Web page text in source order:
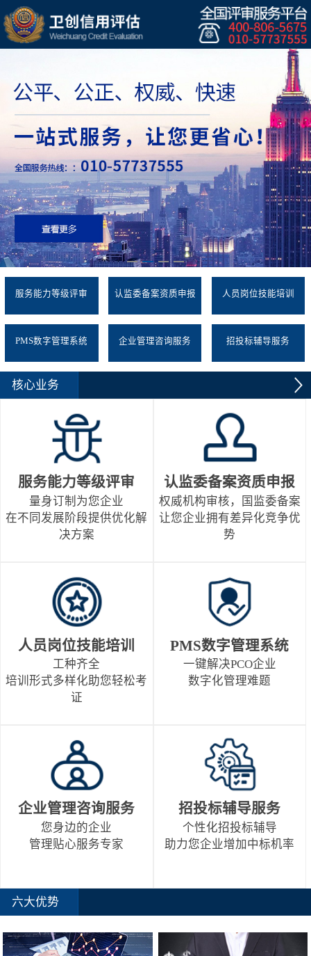
服务能力等级评审 认监委备案资质申报 人员岗位技能培训
PMS数字管理系统 企业管理咨询服务 招投标辅导服务
核心业务
服务能力等级评审
量身订制为您企业
在不同发展阶段提供优化解
决方案
认监委备案资质申报
权威机构审核，国监委备案
让您企业拥有差异化竞争优
势
人员岗位技能培训
工种齐全
培训形式多样化助您轻松考
证
PMS数字管理系统
一键解决PCO企业
数字化管理难题
企业管理咨询服务
您身边的企业
管理贴心服务专家
招投标辅导服务
个性化招投标辅导
助力您企业增加中标机率
六大优势